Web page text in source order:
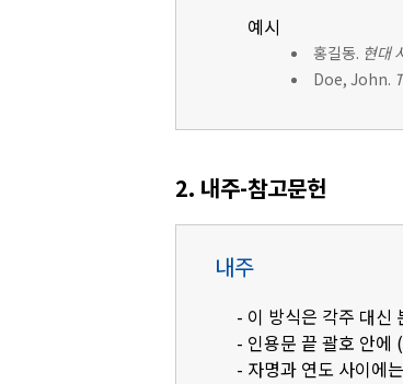
예시
홍길동. 현대
Doe, John.
2. 내주-참고문헌
내주
- 이 방식은 각주 대신
- 인용문 끝 괄호 안에
- 자명과 연도 사이에